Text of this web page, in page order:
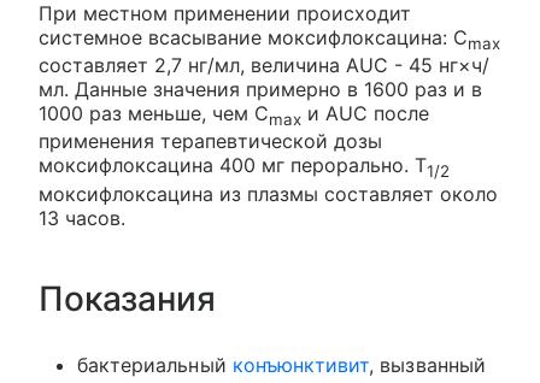
При местном применении происходит
системное всасывание моксифлоксацина: Cmax
составляет 2,7 нг/мл, величина AUC - 45 нг×ч/
мл. Данные значения примерно в 1600 раз и в
1000 раз меньше, чем Cmax и AUC после
применения терапевтической дозы
моксифлоксацина 400 мг перорально. T1/2
моксифлоксацина из плазмы составляет около
13 часов.
Показания
бактериальный конъюнктивит, вызванный